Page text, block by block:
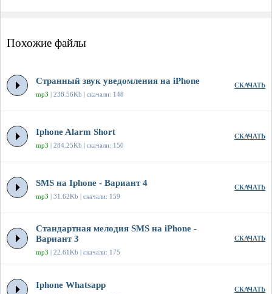
Похожие файлы
Странный звук уведомления на iPhone
mp3 | 238.56Kb | скачали: 148
СКАЧАТЬ
Iphone Alarm Short
mp3 | 284.25Kb | скачали: 150
СКАЧАТЬ
SMS на Iphone - Вариант 4
mp3 | 31.62Kb | скачали: 159
СКАЧАТЬ
Стандартная мелодия SMS на iPhone -
Вариант 3
mp3 | 22.61Kb | скачали: 175
СКАЧАТЬ
Iphone Whatsapp СКАЧАТЬ